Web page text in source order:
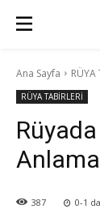
Ana Sayfa RÜYA
RÜYA TABİRLERİ
387 0-1